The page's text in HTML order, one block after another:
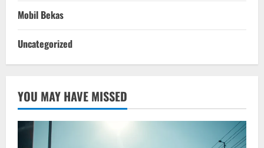
Mobil Bekas
Uncategorized
YOU MAY HAVE MISSED